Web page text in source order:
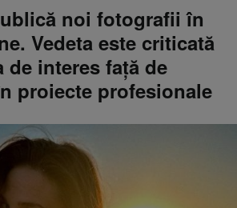
noi fotografii în
Vedeta este criticată
de interes față de
proiecte profesionale